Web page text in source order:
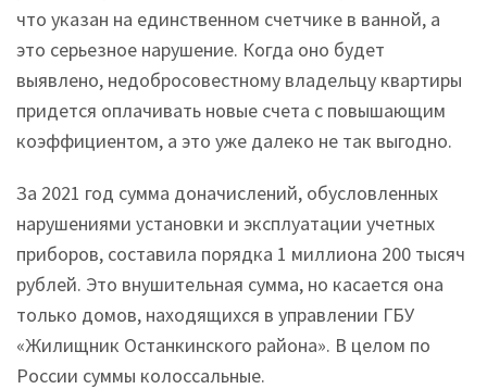
что указан на единственном счетчике в ванной, а
это серьезное нарушение. Когда оно будет
выявлено, недобросовестному владельцу квартиры
придется оплачивать новые счета с повышающим
коэффициентом, а это уже далеко не так выгодно.
За 2021 год сумма доначислений, обусловленных
нарушениями установки и эксплуатации учетных
приборов, составила порядка 1 миллиона 200 тысяч
рублей. Это внушительная сумма, но касается она
только домов, находящихся в управлении ГБУ
«Жилищник Останкинского района». В целом по
России суммы колоссальные.